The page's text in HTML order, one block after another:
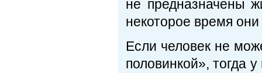
не предназначены
некоторое время
Если человек не
половинкой», тогда